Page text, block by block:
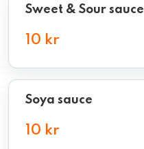
Sweet & Sour sauce
10 kr
Soya sauce
10 kr